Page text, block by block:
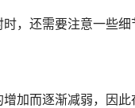
，还需要注意一些细
加而逐渐减弱，因